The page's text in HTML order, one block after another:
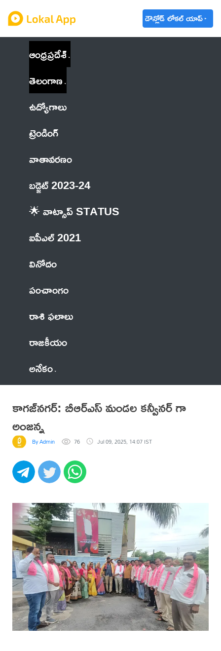
డౌన్లోడ్ లోకల్ యాప్
ఆంధ్రప్రదేశ్
తెలంగాణ
ఉద్యోగాలు
ట్రెండింగ్
వాతావరణం
బడ్జెట్ 2023-24
🌟 వాట్సాప్ STATUS
ఐపీఎల్ 2021
వినోదం
పంచాంగం
రాశి ఫలాలు
రాజకీయం
అనేకం
కాగజ్‌నగర్: బీఆర్ఎస్ మండల కన్వీనర్ గా
అంజన్న
By Admin 76 Jul 09, 2025, 14:07 IST